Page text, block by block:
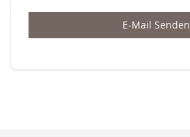
E-Mail Senden